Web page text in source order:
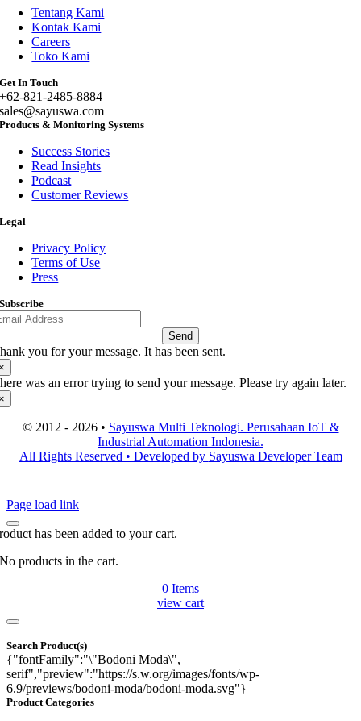
Tentang Kami
Kontak Kami
Careers
Toko Kami
Get In Touch
+62-821-2485-8884
sales@sayuswa.com
Products & Monitoring Systems
Success Stories
Read Insights
Podcast
Customer Reviews
Legal
Privacy Policy
Terms of Use
Press
Subscribe
Send
you for your message. It has been sent.
was an error trying to send your message. Please try again later.
© 2012 - 2026 • Sayuswa Multi Teknologi. Perusahaan IoT &
Industrial Automation Indonesia.
All Rights Reserved • Developed by Sayuswa Developer Team
Page load link
has been added to your cart.
No products in the cart.
0 Items
view cart
Search Product(s)
{"fontFamily":"\"Bodoni Moda\",
serif","preview":"https://s.w.org/images/fonts/wp-
6.9/previews/bodoni-moda/bodoni-moda.svg"}
Product Categories